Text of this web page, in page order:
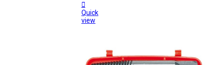

Quick
view